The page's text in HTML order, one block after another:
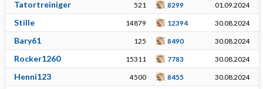
Tatortreiniger 521 8299 01.09.2024
Stille 14879 12394 30.08.2024
Bary61 125 8490 30.08.2024
Rocker1260 15311 7783 30.08.2024
Henni123 4500 8455 30.08.2024